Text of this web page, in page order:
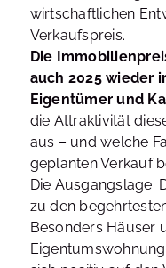
wirtschaftlichen
Verkaufspreis.
Die
auch 2025 wieder
Eigentümer und
die Attraktivität
aus – und welche
geplanten Verkauf
Die Ausgangslage:
zu den
Besonders Häuser